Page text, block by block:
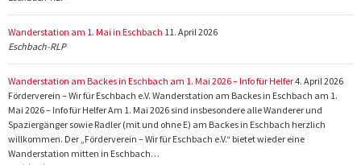
Wanderstation am 1. Mai in Eschbach 11. April 2026
Eschbach-RLP
Wanderstation am Backes in Eschbach am 1. Mai 2026 – Info für Helfer4. April 2026
Förderverein – Wir für Eschbach e.V. Wanderstation am Backes in Eschbach am 1.
Mai 2026 – Info für Helfer Am 1. Mai 2026 sind insbesondere alle Wanderer und
Spaziergänger sowie Radler (mit und ohne E) am Backes in Eschbach herzlich
willkommen. Der „Förderverein – Wir für Eschbach e.V.“ bietet wieder eine
Wanderstation mitten in Eschbach…